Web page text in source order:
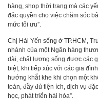
hàng, shop thời trang mà các
đặc quyền cho việc chăm sóc
mức tối ưu”.
Chị Hải Yến sống ở TP.HCM,
nhánh của một Ngân hàng
dài, chất lượng sống được các
biệt, khi tiếp xúc với các gia
hướng khắt khe khi chọn một
toàn, đầy đủ tiện ích, dịch vụ
học, phát triển hài hòa”.